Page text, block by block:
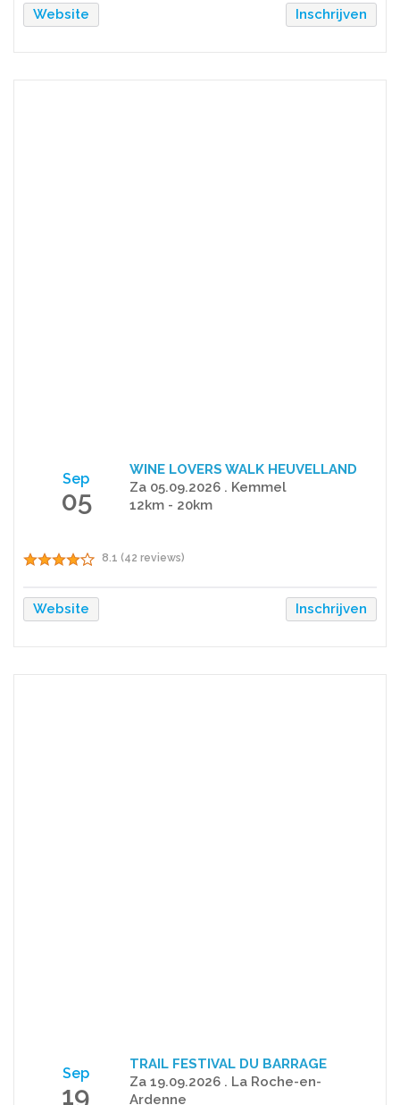
Website Inschrijven
Sep
05
WINE LOVERS WALK HEUVELLAND
Za 05.09.2026 . Kemmel
12km - 20km
8.1 (42 reviews)
Website Inschrijven
Sep
19
TRAIL FESTIVAL DU BARRAGE
Za 19.09.2026 . La Roche-en-
Ardenne